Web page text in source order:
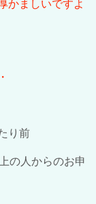
かましいですよ
り前
の人からのお申